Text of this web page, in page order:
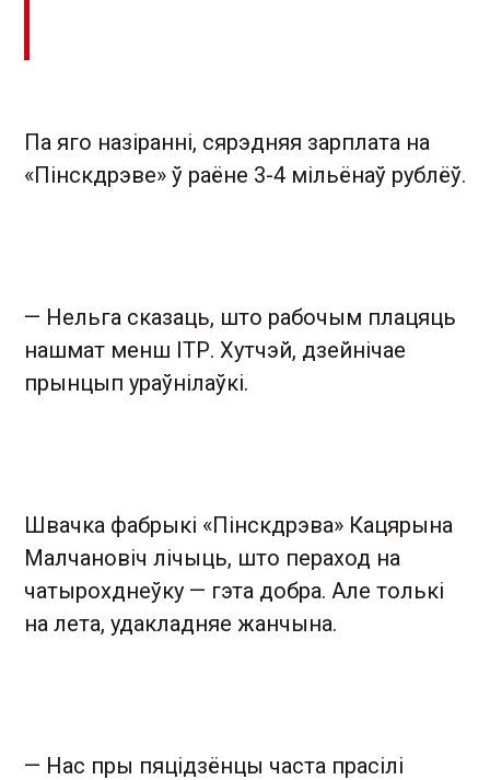
Па яго назіранні, сярэдняя зарплата на
«Пінскдрэве» ў раёне 3-4 мільёнаў рублёў.
— Нельга сказаць, што рабочым плацяць
нашмат менш ІТР. Хутчэй, дзейнічае
прынцып ураўнілаўкі.
Швачка фабрыкі «Пінскдрэва» Кацярына
Малчановіч лічыць, што пераход на
чатырохднеўку — гэта добра. Але толькі
на лета, удакладняе жанчына.
— Нас пры пяцідзёнцы часта прасілі